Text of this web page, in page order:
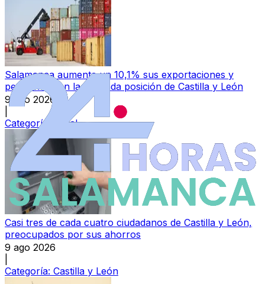
Salamanca aumenta un 10,1% sus exportaciones y
permanece en la segunda posición de Castilla y León
9 ago 2026
Categoría:
Local
Casi tres de cada cuatro ciudadanos de Castilla y León,
preocupados por sus ahorros
9 ago 2026
Categoría: Castilla y León